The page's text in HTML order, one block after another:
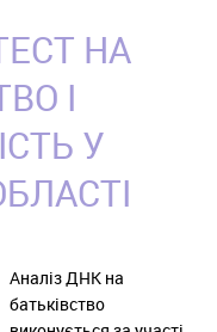
НА
І
У
Аналіз ДНК на
батьківство